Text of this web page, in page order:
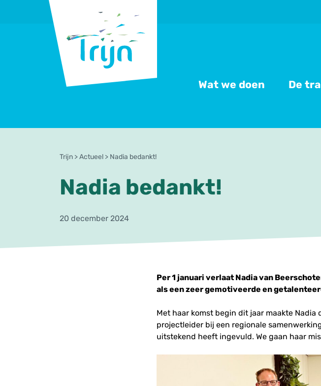
Wat we doen De
Trijn >Actueel > Nadia bedankt!
Nadia bedankt!
20 december 2024
Per 1 januari verlaat Nadia van
als een zeer gemotiveerde en
Met haar komst begin dit jaar maakte
projectleider bij een regionale
uitstekend heeft ingevuld. We gaan haar